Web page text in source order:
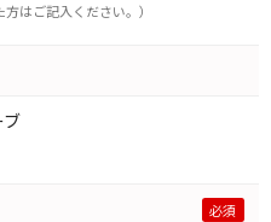
はご記入ください。）